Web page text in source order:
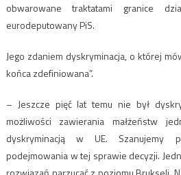
obwarowane traktatami granice
eurodeputowany PiS.
Jego zdaniem dyskryminacja, o której
końca zdefiniowana”.
– Jeszcze pięć lat temu nie był
możliwości zawierania małżeństw
dyskryminacją w UE. Szanujemy
podejmowania w tej sprawie decyzji.